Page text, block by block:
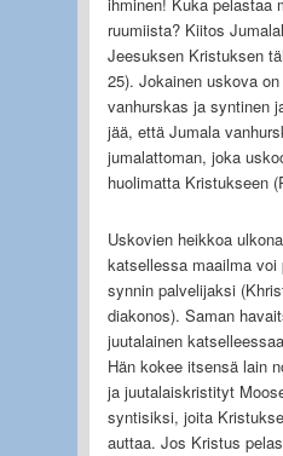
ruumiista? Kiitos
Jeesuksen Kristuksen
25). Jokainen uskova
vanhurskas ja syntinen
jää, että Jumala
jumalattoman, joka
huolimatta Kristukseen
Uskovien heikkoa
katsellessa maailma
synnin palvelijaksi
diakonos). Saman
juutalainen
Hän kokee itsensä lain
ja juutalaiskristityt
syntisiksi, joita
auttaa. Jos Kristus